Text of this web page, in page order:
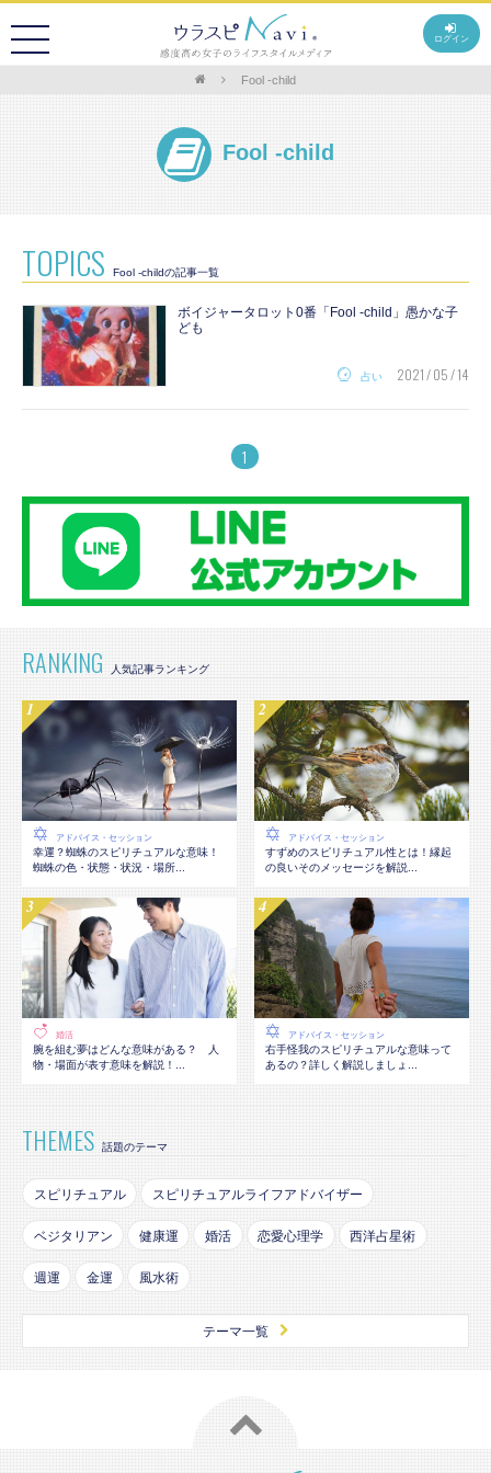
ログイン
Fool -child
Fool -child
TOPICS Fool -childの記事一覧
ボイジャータロット0番「Fool -child」愚かな子
ども
占い 2021 / 05 / 14
1
RANKING
アドバイス・セッション
幸運？蜘蛛のスピリチュアルな意味！
蜘蛛の色・状態・状況・場所...
アドバイス・セッション
すずめのスピリチュアル性とは！縁起
の良いそのメッセージを解説...
婚活
腕を組む夢はどんな意味がある？ 人
物・場面が表す意味を解説！...
アドバイス・セッション
右手怪我のスピリチュアルな意味って
あるの？詳しく解説しましょ...
THEMES 話題のテーマ
スピリチュアル スピリチュアルライフアドバイザー
ベジタリアン 健康運 婚活 恋愛心理学 西洋占星術
週運 金運 風水術
テーマ一覧